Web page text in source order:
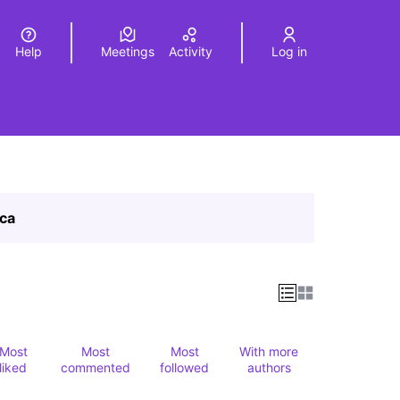
Elegir el idiomaChoose language
Help Meetings Activity Log in
Most
liked
Most
commented
Most
followed
With more
authors